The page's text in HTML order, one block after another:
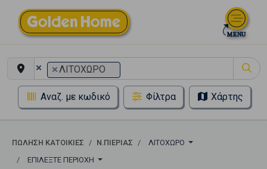
× ×ΛΙΤΟΧΩΡΟ
Αναζ. με κωδικό Φίλτρα Χάρτης
ΠΏΛΗΣΗ ΚΑΤΟΙΚΊΕΣ Ν.ΠΙΕΡΙΑΣ
ΛΙΤΟΧΩΡΟ
ΕΠΙΛΈΞΤΕ ΠΕΡΙΟΧΉ